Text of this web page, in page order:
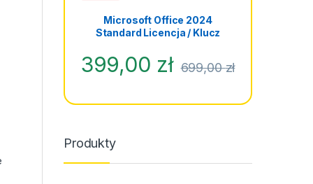
Microsoft Office 2024
Standard Licencja / Klucz
399,00 zł 699,00zł
Produkty